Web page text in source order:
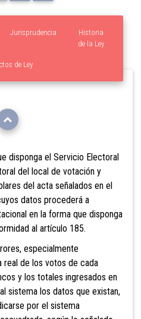
Jurisprudencia
de Ley
Historia
de la Ley
disponga el Servicio Electoral
del local de votación y
del acta señalados en el
datos procederá a
en la forma que disponga
al artículo 185.
especialmente
real de los votos de cada
y los totales ingresados en
sistema los datos que existan,
por el sistema